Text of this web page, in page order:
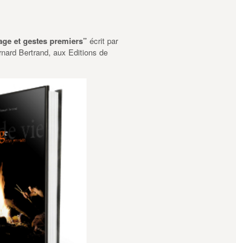
et gestes premiers” écrit par
Bertrand, aux Editions de